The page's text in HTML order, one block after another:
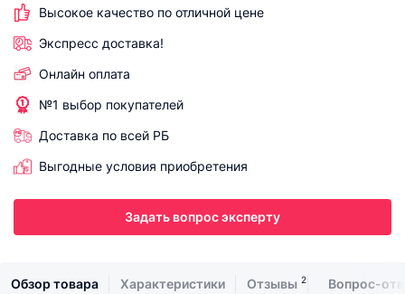
Высокое качество по отличной цене
Экспресс доставка!
Онлайн оплата
№1 выбор покупателей
Доставка по всей РБ
Выгодные условия приобретения
Задать вопрос эксперту
Обзор товара Характеристики Отзывы 2 Вопрос-